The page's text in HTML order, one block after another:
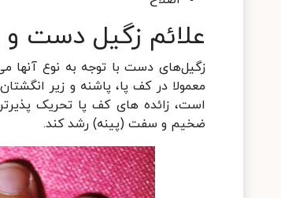
علائم زگیل دست و
زگیل‌های دست با توجه به نوع آنها
معمولا در کف پا، پاشنه و زیر
است، زائده های کف پا تحریک
ضخیم و سفت (پینه) رشد کند.